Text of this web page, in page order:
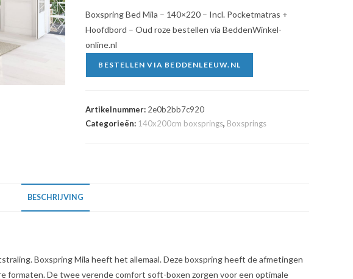
Boxspring Bed Mila – 140×220 – Incl. Pocketmatras +
Hoofdbord – Oud roze bestellen via BeddenWinkel-
online.nl
BESTELLEN VIA BEDDENLEEUW.NL
Artikelnummer: 2e0b2bb7c920
Categorieën: 140x200cm boxsprings, Boxsprings
BESCHRIJVING
Boxspring Mila heeft het allemaal. Deze boxspring heeft de afmetingen
formaten. De twee verende comfort soft-boxen zorgen voor een optimale